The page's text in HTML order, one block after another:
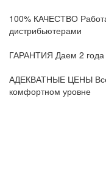
100% КАЧЕСТВО
дистрибьютерами
ГАРАНТИЯ Даем 2 года
АДЕКВАТНЫЕ ЦЕНЫ
комфортном уровне